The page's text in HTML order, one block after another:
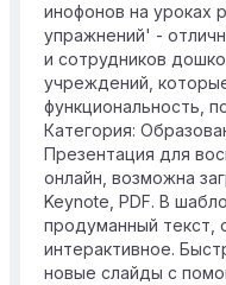
инофонов
Обучение детей
способствует их
общество и
качественному
Русский язык
общения, но и
и истории, что
инофонов.
инофонов на уроках
упражнений' -
и сотрудников
учреждений,
функциональность,
Категория:
Презентация для
онлайн, возможна
Keynote, PDF. В
продуманный текст,
интерактивное.
новые слайды с